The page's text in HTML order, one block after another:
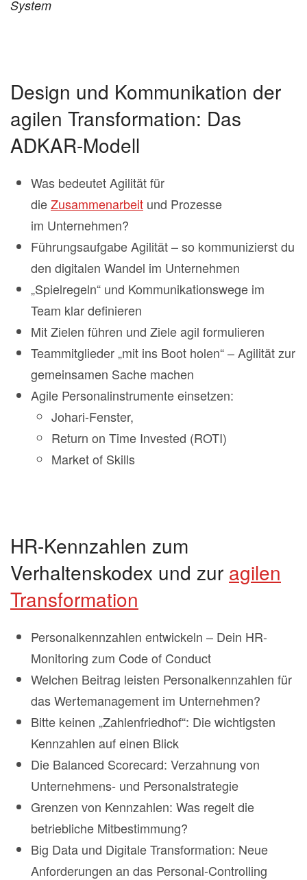
System
Design und Kommunikation der
agilen Transformation: Das
ADKAR-Modell
Was bedeutet Agilität für
dieZusammenarbeit und Prozesse
im Unternehmen?
Führungsaufgabe Agilität – so kommunizierst du
den digitalen Wandel im Unternehmen
„Spielregeln“ und Kommunikationswege im
Team klar definieren
Mit Zielen führen und Ziele agil formulieren
Teammitglieder „mit ins Boot holen“ – Agilität zur
gemeinsamen Sache machen
Agile Personalinstrumente einsetzen:
Johari-Fenster,
Return on Time Invested (ROTI)
Market of Skills
HR-Kennzahlen zum
Verhaltenskodex und zur agilen
Transformation
Personalkennzahlen entwickeln – Dein HR-
Monitoring zum Code of Conduct
Welchen Beitrag leisten Personalkennzahlen für
das Wertemanagement im Unternehmen?
Bitte keinen „Zahlenfriedhof“: Die wichtigsten
Kennzahlen auf einen Blick
Die Balanced Scorecard: Verzahnung von
Unternehmens- und Personalstrategie
Grenzen von Kennzahlen: Was regelt die
betriebliche Mitbestimmung?
Big Data und Digitale Transformation: Neue
Anforderungen an das Personal-Controlling